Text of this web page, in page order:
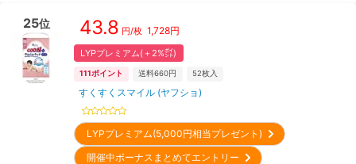
25位 43.8 円/枚 1,728円
LYPプレミアム(＋2%㌽)
111ポイント 送料660円 52枚入
すくすくスマイル (ヤフショ)
LYPプレミアム(5,000円相当プレゼント)
開催中ボーナスまとめてエントリー